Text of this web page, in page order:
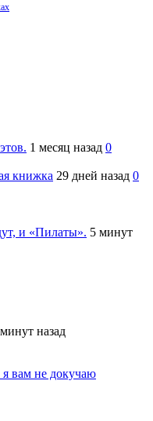
1 месяц назад 0
книжка 29 дней назад 0
и «Пилаты». 5 минут
назад
я вам не докучаю